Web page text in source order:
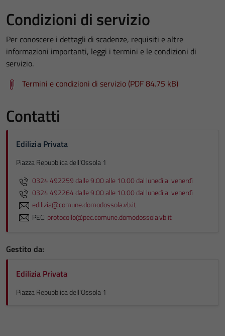
Condizioni di servizio
Per conoscere i dettagli di scadenze, requisiti e altre
informazioni importanti, leggi i termini e le condizioni di
servizio.
Termini e condizioni di servizio (PDF 84.75 kB)
Contatti
Edilizia Privata
Piazza Repubblica dell'Ossola 1
0324 492259 dalle 9.00 alle 10.00 dal lunedì al venerdì
0324 492264 dalle 9.00 alle 10.00 dal lunedì al venerdì
edilizia@comune.domodossola.vb.it
PEC: protocollo@pec.comune.domodossola.vb.it
Gestito da:
Edilizia Privata
Piazza Repubblica dell'Ossola 1